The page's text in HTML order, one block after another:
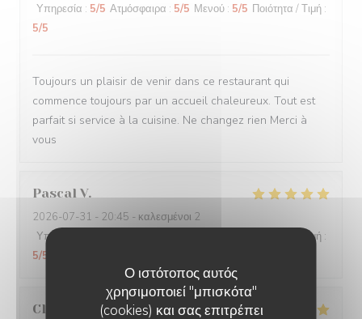
Ο ιστότοπος αυτός
χρησιμοποιεί "μπισκότα"
(cookies) και σας επιτρέπει
Υπηρεσία : 5/5 Ατμόσφαιρα : 5/5 Μενού : 5/5 Ποιότητα / Τιμή :
5/5
Toujours un plaisir de venir dans ce restaurant qui
commence toujours par un accueil chaleureux. Tout est
parfait si service à la cuisine. Ne changez rien Merci à
vous
Pascal V
2026-07-31 - 20:45 - καλεσμένοι 2
Υπηρεσία
Ποιότητα / Τιμή :
5/5
Claire